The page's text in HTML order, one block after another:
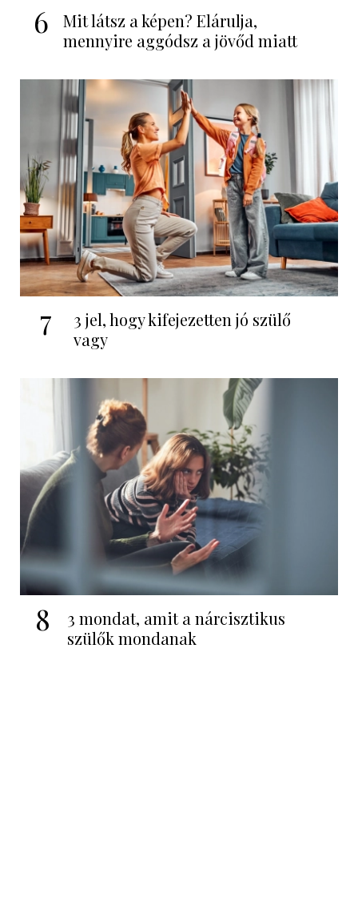
6
Mit látsz a képen? Elárulja,
mennyire aggódsz a jövőd miatt
7
3 jel, hogy kifejezetten jó szülő
vagy
8
3 mondat, amit a nárcisztikus
szülők mondanak